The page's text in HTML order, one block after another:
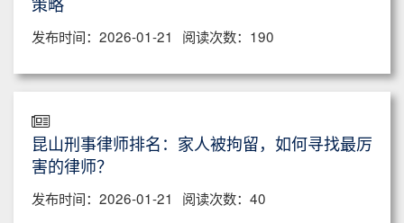
发布时间：2026-01-21 阅读次数：190
昆山刑事律师排名：家人被拘留，如何寻找最厉
害的律师？
发布时间：2026-01-21 阅读次数：40